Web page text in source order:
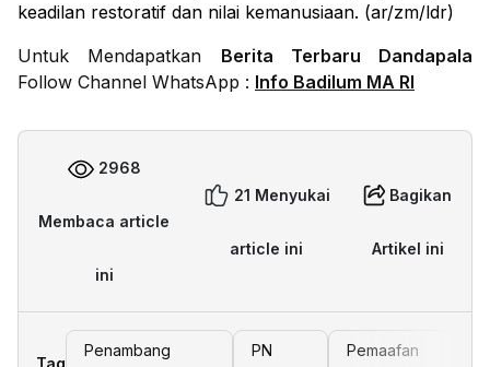
keadilan restoratif dan nilai kemanusiaan. (ar/zm/ldr)
Untuk Mendapatkan Berita Terbaru Dandapala
Follow Channel WhatsApp : Info Badilum MA RI
2968
Membaca article
ini
21 Menyukai
article ini
Bagikan
Artikel ini
Tag
Penambang
PN
Pemaafan